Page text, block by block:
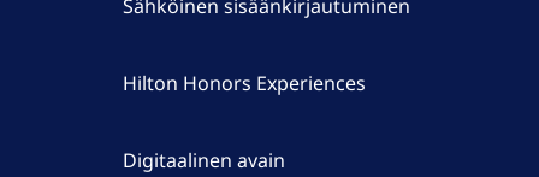
Sähköinen sisäänkirjautuminen
Hilton Honors Experiences
Digitaalinen avain